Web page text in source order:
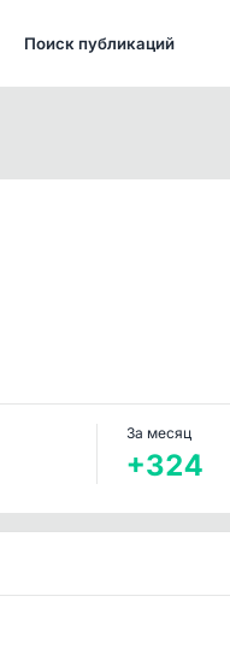
Поиск публикаций
За месяц
+324